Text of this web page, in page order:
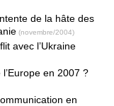
de la hâte des
(novembre/2004)
avec l’Ukraine
en 2007 ?
en